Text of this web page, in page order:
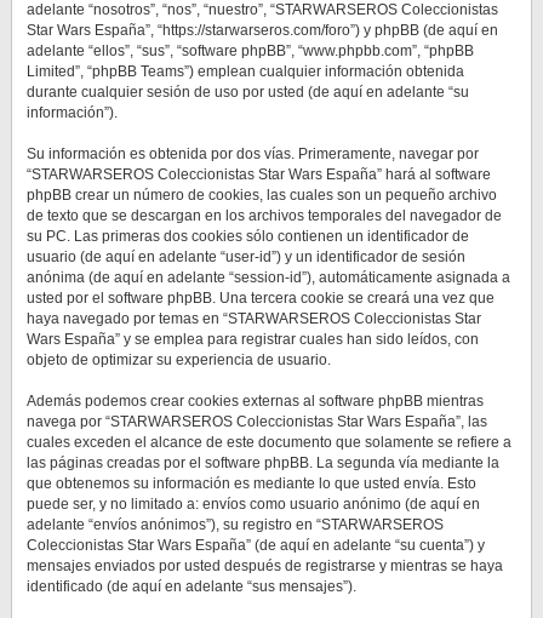
adelante “nosotros”, “nos”, “nuestro”, “STARWARSEROS Coleccionistas
Star Wars España”, “https://starwarseros.com/foro”) y phpBB (de aquí en
adelante “ellos”, “sus”, “software phpBB”, “www.phpbb.com”, “phpBB
Limited”, “phpBB Teams”) emplean cualquier información obtenida
durante cualquier sesión de uso por usted (de aquí en adelante “su
información”).
Su información es obtenida por dos vías. Primeramente, navegar por
“STARWARSEROS Coleccionistas Star Wars España” hará al software
phpBB crear un número de cookies, las cuales son un pequeño archivo
de texto que se descargan en los archivos temporales del navegador de
su PC. Las primeras dos cookies sólo contienen un identificador de
usuario (de aquí en adelante “user-id”) y un identificador de sesión
anónima (de aquí en adelante “session-id”), automáticamente asignada a
usted por el software phpBB. Una tercera cookie se creará una vez que
haya navegado por temas en “STARWARSEROS Coleccionistas Star
Wars España” y se emplea para registrar cuales han sido leídos, con
objeto de optimizar su experiencia de usuario.
Además podemos crear cookies externas al software phpBB mientras
navega por “STARWARSEROS Coleccionistas Star Wars España”, las
cuales exceden el alcance de este documento que solamente se refiere a
las páginas creadas por el software phpBB. La segunda vía mediante la
que obtenemos su información es mediante lo que usted envía. Esto
puede ser, y no limitado a: envíos como usuario anónimo (de aquí en
adelante “envíos anónimos”), su registro en “STARWARSEROS
Coleccionistas Star Wars España” (de aquí en adelante “su cuenta”) y
mensajes enviados por usted después de registrarse y mientras se haya
identificado (de aquí en adelante “sus mensajes”).